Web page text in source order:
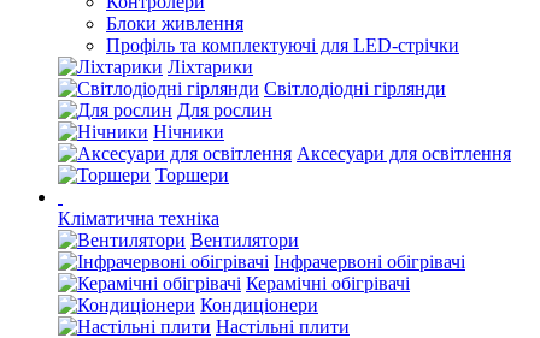
Блоки живлення
Профіль та комплектуючі для LED-стрічки
Ліхтарики
Світлодіодні гірлянди
Для рослин
Нічники
Аксесуари для освітлення
Торшери
Кліматична техніка
Вентилятори
Інфрачервоні обігрівачі
Керамічні обігрівачі
Кондиціонери
Настільні плити